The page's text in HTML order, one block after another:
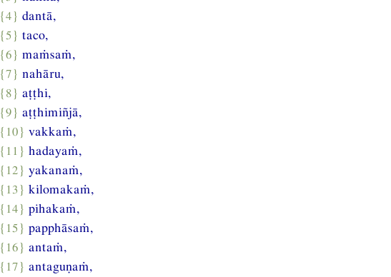
{4} dantā,
{5} taco,
{6} maṁsaṁ,
{7} nahāru,
{8} aṭṭhi,
{9} aṭṭhimiñjā,
{10} vakkaṁ,
{11} hadayaṁ,
{12} yakanaṁ,
{13} kilomakaṁ,
{14} pihakaṁ,
{15} papphāsaṁ,
{16} antaṁ,
{17} antaguṇaṁ,